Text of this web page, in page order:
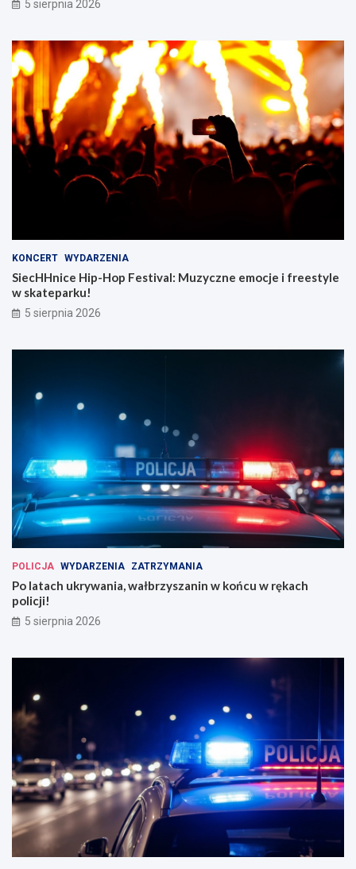
5 sierpnia 2026
KONCERT WYDARZENIA
SiecHHnice Hip-Hop Festival: Muzyczne emocje i freestyle
w skateparku!
5 sierpnia 2026
POLICJA WYDARZENIA ZATRZYMANIA
Po latach ukrywania, wałbrzyszanin w końcu w rękach
policji!
5 sierpnia 2026